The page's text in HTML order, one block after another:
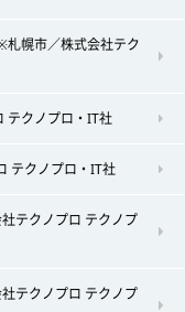
札幌市／株式会社テク
テクノプロ・IT社
テクノプロ・IT社
テクノプロ テクノプ
テクノプロ テクノプ